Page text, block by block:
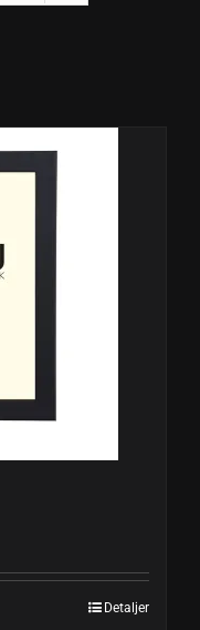
Detaljer